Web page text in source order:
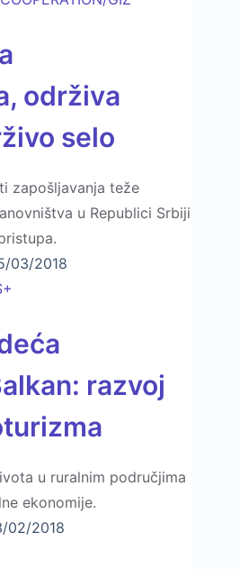
održiva
selo
zapošljavanja teže
u Republici Srbiji
03/2018
razvoj
u ruralnim područjima
ekonomije.
02/2018